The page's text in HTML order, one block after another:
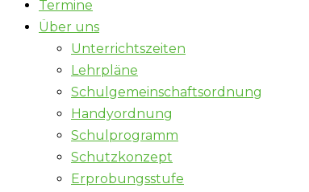
Termine
Über uns
Unterrichtszeiten
Lehrpläne
Schulgemeinschaftsordnung
Handyordnung
Schulprogramm
Schutzkonzept
Erprobungsstufe